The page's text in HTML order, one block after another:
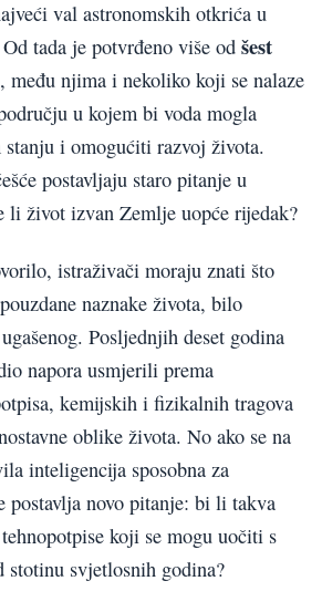
val astronomskih otkrića u
tada je potvrđeno više od šest
, među njima i nekoliko koji se nalaze
u kojem bi voda mogla
i omogućiti razvoj života.
postavljaju staro pitanje u
li život izvan Zemlje uopće rijedak?
istraživači moraju znati što
naznake života, bilo
Posljednjih deset godina
napora usmjerili prema
kemijskih i fizikalnih tragova
oblike života. No ako se na
inteligencija sposobna za
postavlja novo pitanje: bi li takva
koji se mogu uočiti s
stotinu svjetlosnih godina?